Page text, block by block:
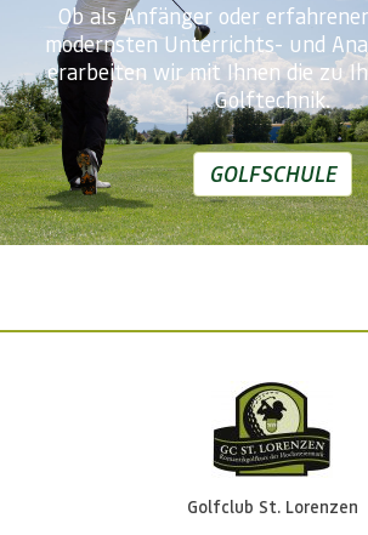
Ob als Anfänger oder
modernsten Unterrichts- und
erarbeiten wir mit Ihnen die zu
Golftechnik.
GOLFSCHULE
Golfclub St. Lorenzen